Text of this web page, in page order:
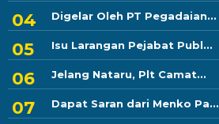
Digelar Oleh PT Pegadaian...
Isu Larangan Pejabat Publ...
Jelang Nataru, Plt Camat...
Dapat Saran dari Menko Pa...